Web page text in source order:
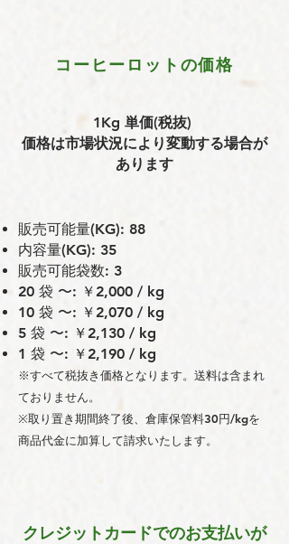
コーヒーロットの価格
1Kg 単価(税抜)
価格は市場状況により変動する場合が
あります
販売可能量(KG): 88
内容量(KG): 35
販売可能袋数: 3
20 袋 〜: ￥2,000 / kg
10 袋 〜: ￥2,070 / kg
5 袋 〜: ￥2,130 / kg
1 袋 〜: ￥2,190 / kg
※すべて税抜き価格となります。送料は含まれ
ておりません。
※取り置き期間終了後、倉庫保管料30円/kgを
商品代金に加算して請求いたします。
クレジットカードでのお支払いが